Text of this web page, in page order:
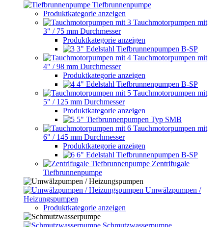
Tiefbrunnenpumpe
Produktkategorie anzeigen
Tauchmotorpumpen mit
3" / 75 mm Durchmesser
Produktkategorie anzeigen
3" Edelstahl Tiefbrunnenpumpen B-SP
Tauchmotorpumpen mit
4" / 98 mm Durchmesser
Produktkategorie anzeigen
4" Edelstahl Tiefbrunnenpumpen B-SP
Tauchmotorpumpen mit
5" / 125 mm Durchmesser
Produktkategorie anzeigen
5" Tiefbrunnenpumpen Typ SMB
Tauchmotorpumpen mit
6" / 145 mm Durchmesser
Produktkategorie anzeigen
6" Edelstahl Tiefbrunnenpumpen B-SP
Zentrifugale
Tiefbrunnenpumpe
Umwälzpumpen /
Heizungspumpen
Produktkategorie anzeigen
Schmutzwasserpumpe